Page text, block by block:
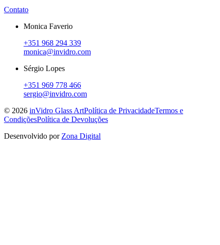
Contato
Monica Faverio
+351 968 294 339
monica@invidro.com
Sérgio Lopes
+351 969 778 466
sergio@invidro.com
© 2026 inVidro Glass ArtPolítica de PrivacidadeTermos e
CondiçõesPolítica de Devoluções
Desenvolvido por Zona Digital